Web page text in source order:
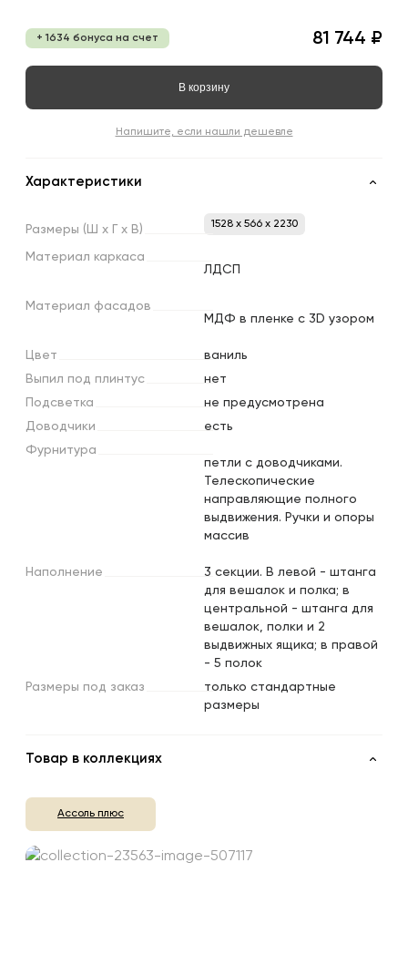
+ 1634 бонуса на счет 81 744 ₽
В корзину
Напишите, если нашли дешевле
Характеристики
Размеры (Ш х х В) 1528 x 566 x 2230
Материал каркаса
ЛДСП
Материал фасадов
МДФ в пленке с 3D узором
Цвет
ваниль
Выпил под плинтус
нет
Подсветка
не предусмотрена
Доводчики
есть
Фурнитура
петли с доводчиками.
Телескопические
направляющие полного
выдвижения. Ручки и опоры
массив
Наполнение
3 секции. В левой - штанга
для вешалок и полка; в
центральной - штанга для
вешалок, полки и 2
выдвижных ящика; в правой
- 5 полок
Размеры под заказ
только стандартные
размеры
Товар в коллекциях
Ассоль плюс